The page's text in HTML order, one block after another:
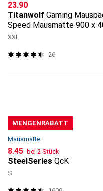
CHF
23.90
Titanwolf Gaming
Speed Mausmatte 900 x
Topography
XXL
26
MENGENRABATT
Mausmatte
CHF
8.45 bei 2 Stück
SteelSeries QcK
S